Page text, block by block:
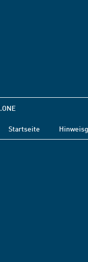
Startseite